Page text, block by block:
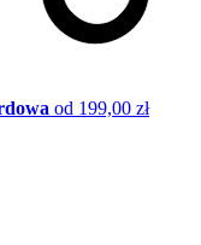
od 199,00 zł